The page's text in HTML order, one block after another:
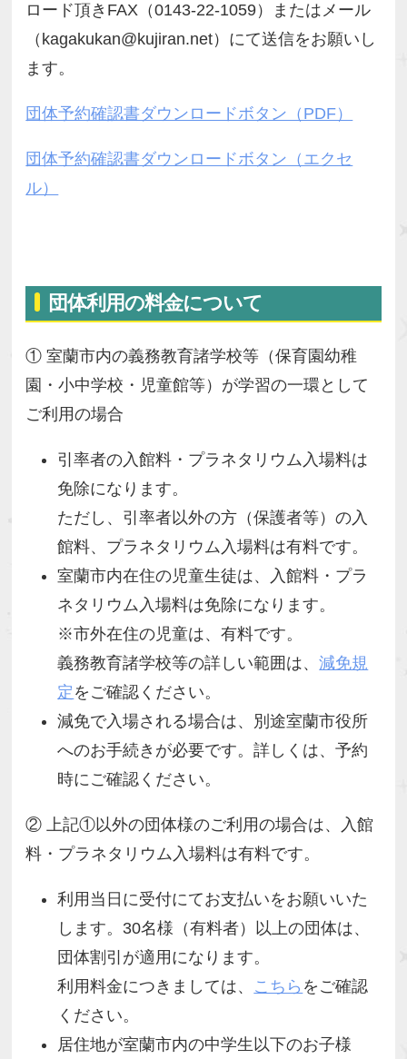
ロード頂きFAX（0143-22-1059）またはメール
（kagakukan@kujiran.net）にて送信をお願いし
ます。
団体予約確認書ダウンロードボタン（PDF）
団体予約確認書ダウンロードボタン（エクセ
ル）
団体利用の料金について
① 室蘭市内の義務教育諸学校等（保育園幼稚
園・小中学校・児童館等）が学習の一環として
ご利用の場合
引率者の入館料・プラネタリウム入場料は
免除になります。
ただし、引率者以外の方（保護者等）の入
館料、プラネタリウム入場料は有料です。
室蘭市内在住の児童生徒は、入館料・プラ
ネタリウム入場料は免除になります。
※市外在住の児童は、有料です。
義務教育諸学校等の詳しい範囲は、減免規
定 をご確認ください。
減免で入場される場合は、別途室蘭市役所
へのお手続きが必要です。詳しくは、予約
時にご確認ください。
② 上記①以外の団体様のご利用の場合は、入館
料・プラネタリウム入場料は有料です。
利用当日に受付にてお支払いをお願いいた
します。30名様（有料者）以上の団体は、
団体割引が適用になります。
利用料金につきましては、 こちら をご確認
ください。
居住地が室蘭市内の中学生以下のお子様